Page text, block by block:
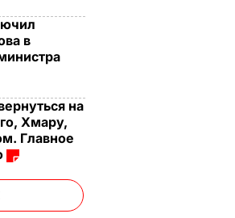
в
на
Хмару,
Главное